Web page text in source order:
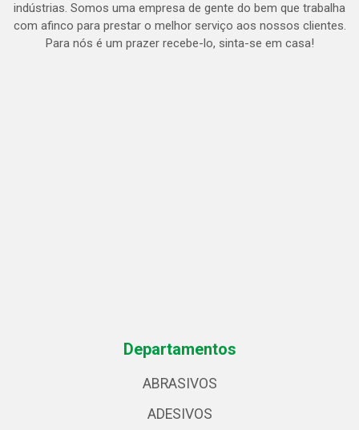
indústrias. Somos uma empresa de gente do bem que trabalha
com afinco para prestar o melhor serviço aos nossos clientes.
Para nós é um prazer recebe-lo, sinta-se em casa!
Departamentos
ABRASIVOS
ADESIVOS